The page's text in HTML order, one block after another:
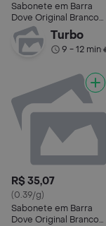
Sabonete em Barra
Dove Original Branco 6
Unidades de 90g
Cada
Turbo
9 - 12 min•
R$ 35,07
(0.39/g)
Sabonete em Barra
Dove Original Branco 6